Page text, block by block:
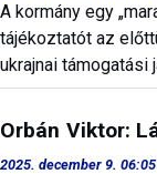
A kormány egy
tájékoztatót az
ukrajnai támogatási
Orbán Viktor:
2025. december 9. 06:05